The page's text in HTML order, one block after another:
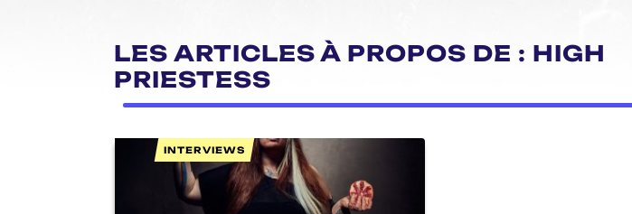
LES ARTICLES À PROPOS DE : HIGH
PRIESTESS
INTERVIEWS